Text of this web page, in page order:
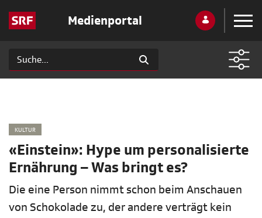
Medienportal
KULTUR
«Einstein»: Hype um personalisierte
Ernährung – Was bringt es?
Die eine Person nimmt schon beim Anschauen
von Schokolade zu, der andere verträgt kein